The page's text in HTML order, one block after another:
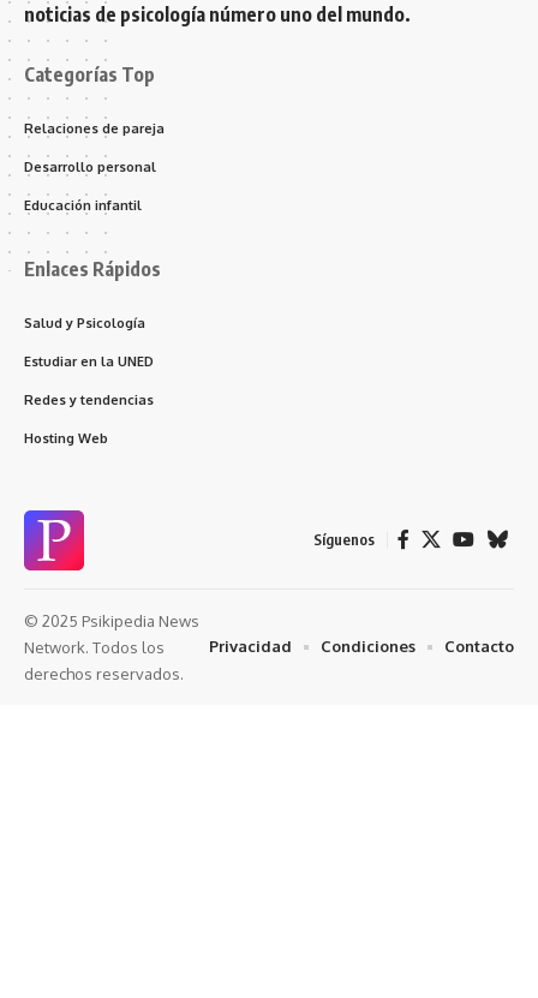
noticias de psicología número uno del mundo.
Categorías Top
Relaciones de pareja
Desarrollo personal
Educación infantil
Enlaces Rápidos
Salud y Psicología
Estudiar en la UNED
Redes y tendencias
Hosting Web
Síguenos
© 2025 Psikipedia News
Network. Todos los
derechos reservados.
Privacidad Condiciones Contacto